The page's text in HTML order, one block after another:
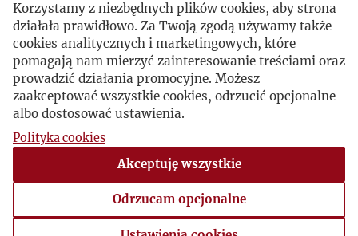
1998
1999
2000
2001
Korzystamy z niezbędnych plików cookies, aby strona
działała prawidłowo. Za Twoją zgodą używamy także
cookies analitycznych i marketingowych, które
pomagają nam mierzyć zainteresowanie treściami oraz
prowadzić działania promocyjne. Możesz
zaakceptować wszystkie cookies, odrzucić opcjonalne
albo dostosować ustawienia.
Polityka cookies
Akceptuję wszystkie
Odrzucam opcjonalne